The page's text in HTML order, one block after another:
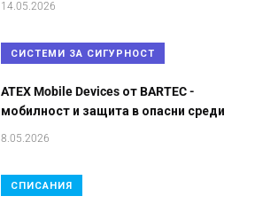
14.05.2026
СИСТЕМИ ЗА СИГУРНОСТ
ATEX Mobile Devices от BARTEC -
мобилност и защита в опасни среди
8.05.2026
СПИСАНИЯ